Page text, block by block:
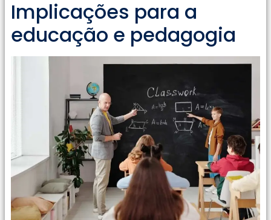
Implicações para a
educação e pedagogia